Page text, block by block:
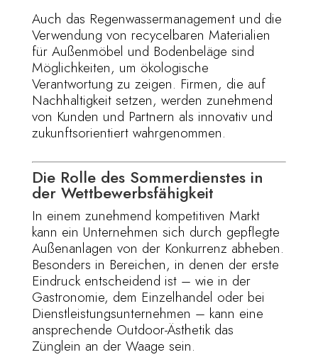
Auch das Regenwassermanagement und die
Verwendung von recycelbaren Materialien
für Außenmöbel und Bodenbeläge sind
Möglichkeiten, um ökologische
Verantwortung zu zeigen. Firmen, die auf
Nachhaltigkeit setzen, werden zunehmend
von Kunden und Partnern als innovativ und
zukunftsorientiert wahrgenommen.
Die Rolle des Sommerdienstes in
der Wettbewerbsfähigkeit
In einem zunehmend kompetitiven Markt
kann ein Unternehmen sich durch gepflegte
Außenanlagen von der Konkurrenz abheben.
Besonders in Bereichen, in denen der erste
Eindruck entscheidend ist – wie in der
Gastronomie, dem Einzelhandel oder bei
Dienstleistungsunternehmen – kann eine
ansprechende Outdoor-Ästhetik das
Zünglein an der Waage sein.